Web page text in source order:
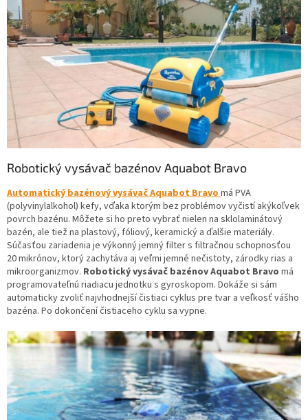
Robotický vysávač bazénov Aquabot Bravo
Automatický bazénový vysávačAquabot Bravo má PVA
(polyvinylalkohol) kefy, vďaka ktorým bez problémov vyčistí akýkoľvek
povrch bazénu. Môžete si ho preto vybrať nielen na sklolaminátový
bazén, ale tiež na plastový, fóliový, keramický a ďalšie materiály.
Súčasťou zariadenia je výkonný jemný filter s filtračnou schopnosťou
20 mikrónov, ktorý zachytáva aj veľmi jemné nečistoty, zárodky rias a
mikroorganizmov. Robotický vysávač bazénov Aquabot Bravo má
programovateľnú riadiacu jednotku s gyroskopom. Dokáže si sám
automaticky zvoliť najvhodnejší čistiaci cyklus pre tvar a veľkosť vášho
bazéna. Po dokončení čistiaceho cyklu sa vypne.